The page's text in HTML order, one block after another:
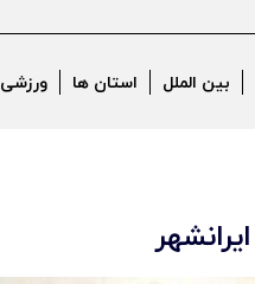
بین الملل استان ها ورزشی